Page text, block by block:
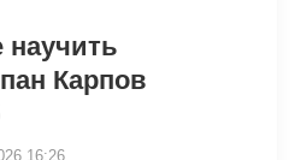
научить
Карпов
16:26